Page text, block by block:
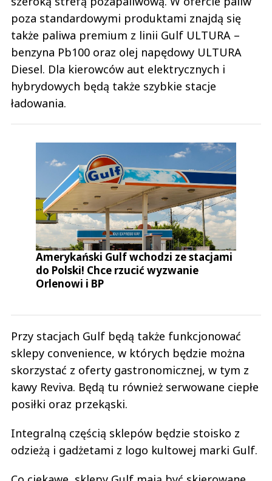
poza standardowymi produktami znajdą się
także paliwa premium z linii Gulf ULTURA –
benzyna Pb100 oraz olej napędowy ULTURA
Diesel. Dla kierowców aut elektrycznych i
hybrydowych będą także szybkie stacje
ładowania.
Amerykański Gulf wchodzi ze stacjami
do Polski! Chce rzucić wyzwanie
Orlenowi i BP
Przy stacjach Gulf będą także funkcjonować
sklepy convenience, w których będzie można
skorzystać z oferty gastronomicznej, w tym z
kawy Reviva. Będą tu również serwowane ciepłe
posiłki oraz przekąski.
Integralną częścią sklepów będzie stoisko z
odzieżą i gadżetami z logo kultowej marki Gulf.